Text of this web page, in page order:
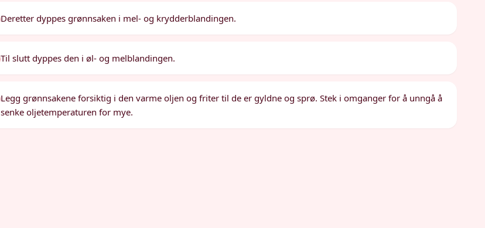
Deretter dyppes grønnsaken i mel- og krydderblandingen.
Til slutt dyppes den i øl- og melblandingen.
Legg grønnsakene forsiktig i den varme oljen og friter til de er gyldne og sprø. Stek i omganger for å unngå å
senke oljetemperaturen for mye.